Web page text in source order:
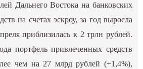
Дальнего Востока на банковских
на счетах эскроу, за год выросла
приблизилась к 2 трлн рублей.
портфель привлеченных средств
чем на 27 млрд рублей (+1,4%),